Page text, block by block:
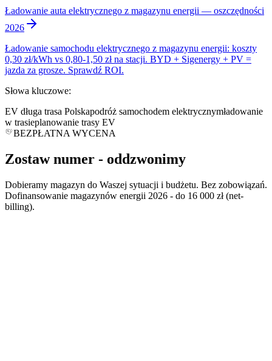
Ładowanie auta elektrycznego z magazynu energii — oszczędności
2026
Ładowanie samochodu elektrycznego z magazynu energii: koszty
0,30 zł/kWh vs 0,80-1,50 zł na stacji. BYD + Sigenergy + PV =
jazda za grosze. Sprawdź ROI.
Słowa kluczowe:
EV długa trasa Polskapodróż samochodem elektrycznymładowanie
w trasieplanowanie trasy EV
BEZPŁATNA WYCENA
Zostaw numer - oddzwonimy
Dobieramy magazyn do Waszej sytuacji i budżetu. Bez zobowiązań.
Dofinansowanie magazynów energii 2026 - do 16 000 zł (net-
billing).